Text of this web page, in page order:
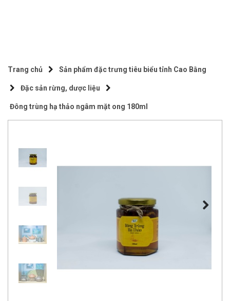
Trang chủ Sản phẩm đặc trưng tiêu biểu tỉnh Cao Bằng
Đặc sản rừng, dược liệu
Đông trùng hạ thảo ngâm mặt ong 180ml